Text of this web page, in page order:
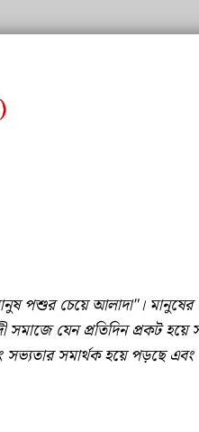
পশুর চেয়ে আলাদা"। মানুষের
যেন প্রতিদিন প্রকট হয়ে
সভ্যতার সমার্থক হয়ে পড়ছে এবং